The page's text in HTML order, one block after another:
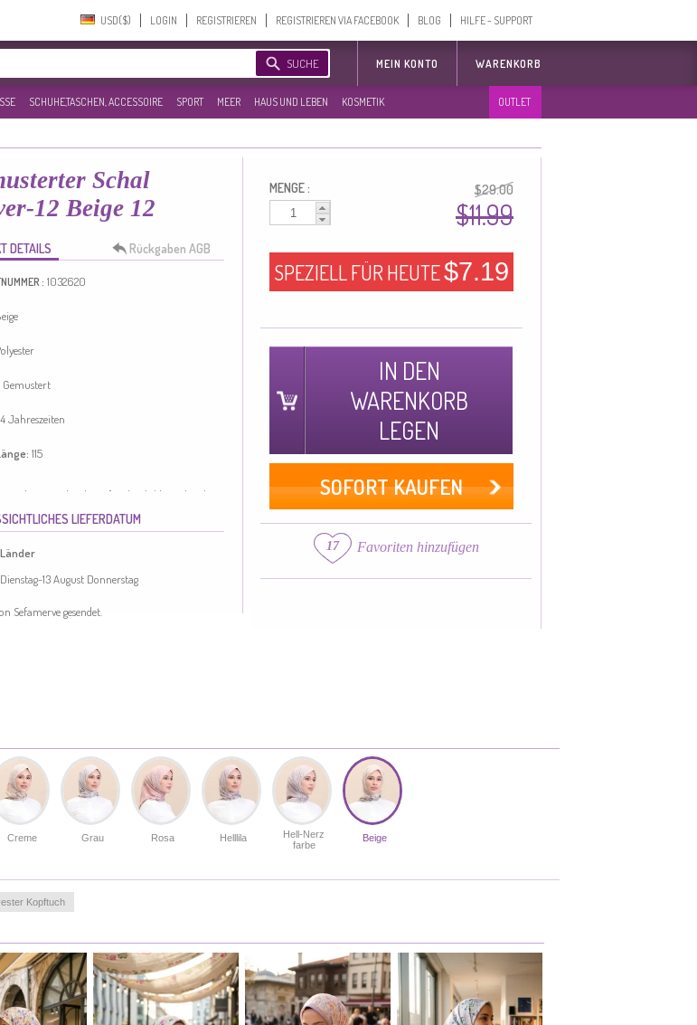
USD($)‎ LOGIN REGISTRIEREN REGISTRIEREN VIA FACEBOOK BLOG HILFE - SUPPORT
SUCHE MEIN KONTO WARENKORB
SCHUHE,TASCHEN, ACCESSOIRE SPORT MEER HAUS UND LEBEN KOSMETIK OUTLET
Schal
12 Beige 12
DETAILS Rückgaben AGB
: 1032620
Gemustert
4 Jahreszeiten
115
Farbe. Es verhindert oft Faltenbildung durch
von Polyestergewebe. Entworfen mit
Stoff. Es ist für vier Jahreszeiten geeignet. Die
LIEFERDATUM
Dienstag-13 August Donnerstag
Sefamerve gesendet.
MENGE : $29.00
$11.99
SPEZIELL FÜR HEUTE$7.19
IN DEN
WARENKORB
LEGEN
SOFORT KAUFEN
17 Favoriten hinzufügen
Creme Grau Rosa Helllila
Hell-Nerz
farbe
Beige
Kopftuch